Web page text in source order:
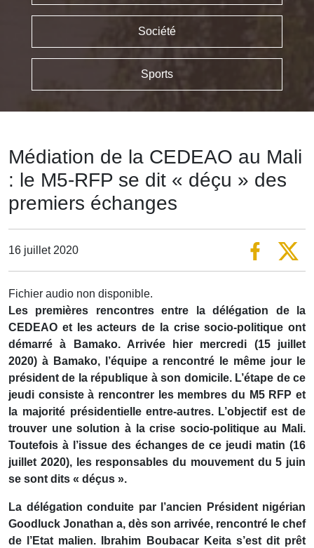
Société
Sports
Médiation de la CEDEAO au Mali
: le M5-RFP se dit « déçu » des
premiers échanges
16 juillet 2020
Fichier audio non disponible.
Les premières rencontres entre la délégation de la
CEDEAO et les acteurs de la crise socio-politique ont
démarré à Bamako. Arrivée hier mercredi (15 juillet
2020) à Bamako, l’équipe a rencontré le même jour le
président de la république à son domicile. L’étape de ce
jeudi consiste à rencontrer les membres du M5 RFP et
la majorité présidentielle entre-autres. L’objectif est de
trouver une solution à la crise socio-politique au Mali.
Toutefois à l’issue des échanges de ce jeudi matin (16
juillet 2020), les responsables du mouvement du 5 juin
se sont dits « déçus ».
La délégation conduite par l’ancien Président nigérian
Goodluck Jonathan a, dès son arrivée, rencontré le chef
de l’Etat malien. Ibrahim Boubacar Keita s’est dit prêt